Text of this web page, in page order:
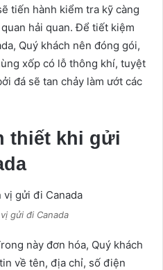
tiến hành kiểm tra kỹ càng
hải quan.Để tiết kiệm
Quý khách nên đóng gói,
xốp có lỗ thông khí, tuyệt
đá sẽ tan chảy làm ướt các
thiết khi gửi
gửi đi Canada
này đơn hóa, Quý khách
về tên, địa chỉ, số điện